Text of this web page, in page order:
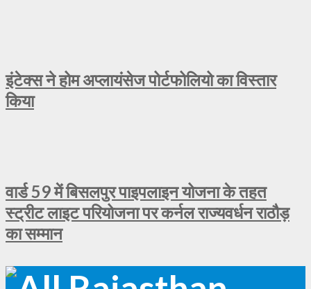
इंटेक्स ने होम अप्लायंसेज पोर्टफोलियो का विस्तार
किया
वार्ड 59 में बिसलपुर पाइपलाइन योजना के तहत
स्ट्रीट लाइट परियोजना पर कर्नल राज्यवर्धन राठौड़
का सम्मान